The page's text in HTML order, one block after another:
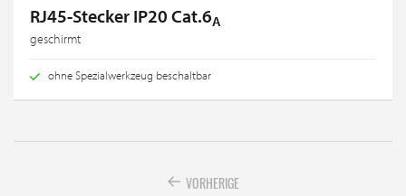
RJ45-Stecker IP20 Cat.6A
geschirmt
ohne Spezialwerkzeug beschaltbar
VORHERIGE